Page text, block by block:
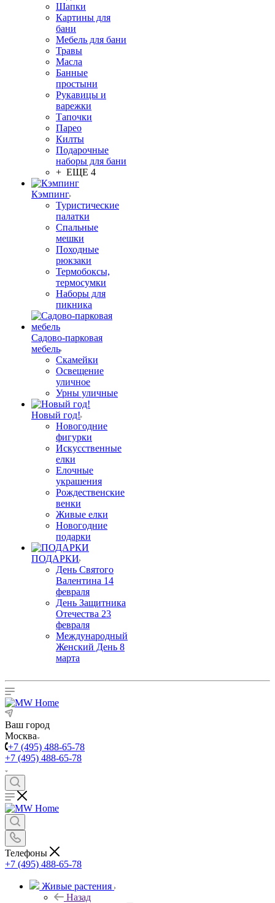
Шапки
Картины для
бани
Мебель для бани
Травы
Масла
Банные
простыни
Рукавицы и
варежки
Тапочки
Парео
Килты
Подарочные
наборы для бани
+ ЕЩЕ 4
Кэмпинг
Туристические
палатки
Спальные
мешки
Походные
рюкзаки
Термобоксы,
термосумки
Наборы для
пикника
Садово-парковая
мебель
Скамейки
Освещение
уличное
Урны уличные
Новый год!
Новогодние
фигурки
Искусственные
елки
Елочные
украшения
Рождественские
венки
Живые елки
Новогодние
подарки
ПОДАРКИ
День Святого
Валентина 14
февраля
День Защитника
Отечества 23
февраля
Международный
Женский День 8
марта
Ваш город
Москва
+7 (495) 488-65-78
+7 (495) 488-65-78
Телефоны
+7 (495) 488-65-78
Живые растения
Назад